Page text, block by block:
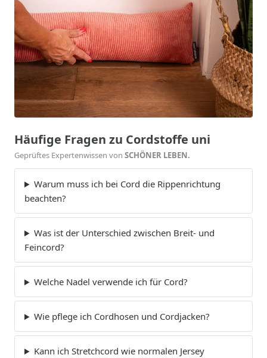
Häufige Fragen zu Cordstoffe uni
Geprüftes Expertenwissen von SCHÖNER LEBEN.
Warum muss ich bei Cord die Rippenrichtung
beachten?
Was ist der Unterschied zwischen Breit- und
Feincord?
Welche Nadel verwende ich für Cord?
Wie pflege ich Cordhosen und Cordjacken?
Kann ich Stretchcord wie normalen Jersey